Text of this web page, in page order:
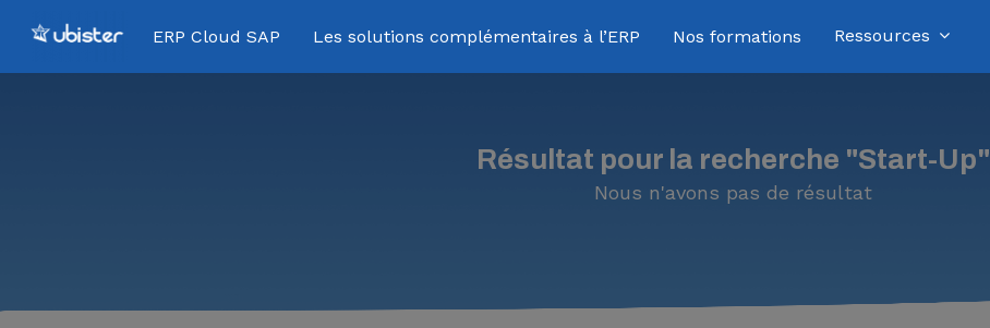
ERP Cloud SAP Les solutions complémentaires à l’ERP Nos formations Ressources
Résultat pour la recherche "Start-Up"
Nous n'avons pas de résultat